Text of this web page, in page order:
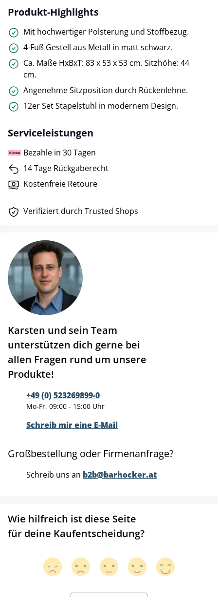
Produkt-Highlights
Mit hochwertiger Polsterung und Stoffbezug.
4-Fuß Gestell aus Metall in matt schwarz.
Ca. Maße HxBxT: 83 x 53 x 53 cm. Sitzhöhe: 44
cm.
Angenehme Sitzposition durch Rückenlehne.
12er Set Stapelstuhl in modernem Design.
Serviceleistungen
Bezahle in 30 Tagen
14 Tage Rückgaberecht
Kostenfreie Retoure
Verifiziert durch Trusted Shops
Karsten und sein Team
unterstützen dich gerne bei
allen Fragen rund um unsere
Produkte!
+49 (0) 523269899-0
Mo-Fr, 09:00 - 15:00 Uhr
Schreib mir eine E-Mail
Großbestellung oder Firmenanfrage?
Schreib uns an b2b@barhocker.at
Wie hilfreich ist diese Seite
für deine Kaufentscheidung?